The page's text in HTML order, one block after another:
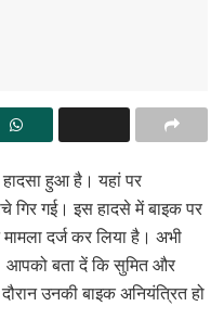
हुआ है। यहां पर
गिर गई। इस हादसे में बाइक पर
दर्ज कर लिया है। अभी
आपको बता दें कि सुमित और
उनकी बाइक अनियंत्रित हो